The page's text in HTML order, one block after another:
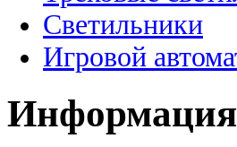
Светильники
Игровой
Информация